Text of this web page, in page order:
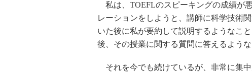
私は、TOEFLのスピーキングの成績が
レーションをしようと、講師に科学技術
いた後に私が要約して説明するようなこ
後、その授業に関する質問に答えるよう
それを今でも続けているが、非常に集